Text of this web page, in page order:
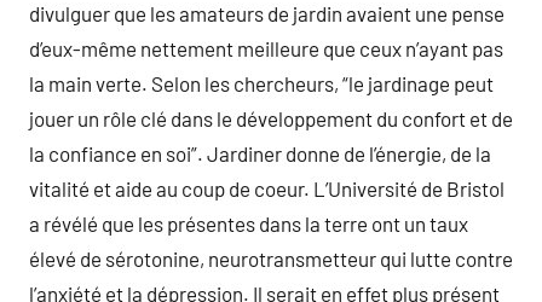
divulguer que les amateurs de jardin avaient une pense
d’eux-même nettement meilleure que ceux n’ayant pas
la main verte. Selon les chercheurs, “le jardinage peut
jouer un rôle clé dans le développement du confort et de
la confiance en soi”. Jardiner donne de l’énergie, de la
vitalité et aide au coup de coeur. L’Université de Bristol
a révélé que les présentes dans la terre ont un taux
élevé de sérotonine, neurotransmetteur qui lutte contre
l’anxiété et la dépression. Il serait en effet plus présent